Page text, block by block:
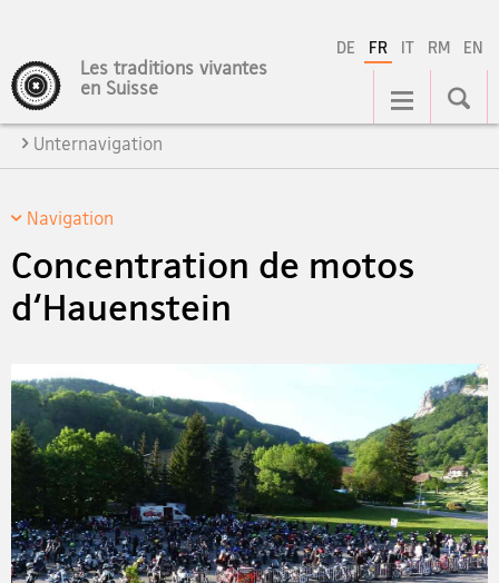
DE FR IT RM EN
Les traditions vivantes
en Suisse
Navigation
Unternavigation
Navigation
Concentration de motos
d‘Hauenstein